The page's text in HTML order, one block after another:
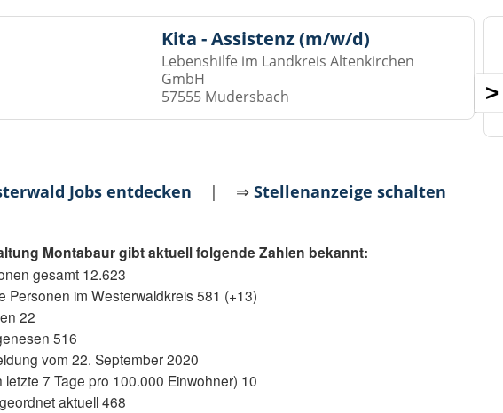
Kita - Assistenz (m/w/d)
Lebenshilfe im Landkreis Altenkirchen
GmbH
57555 Mudersbach
>
Jobs entdecken | ⇒Stellenanzeige schalten
Montabaur gibt aktuell folgende Zahlen bekannt:
gesamt 12.623
Personen im Westerwaldkreis 581 (+13)
22
516
vom 22. September 2020
letzte 7 Tage pro 100.000 Einwohner) 10
aktuell 468